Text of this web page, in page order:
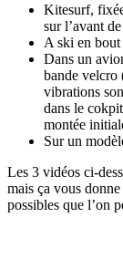
Kitesurf,
sur l’avant
A ski en bout
Dans un
bande velcro
vibrations
dans le
montée
Sur un
Les 3 vidéos ci-
mais ça vous
possibles que l’on